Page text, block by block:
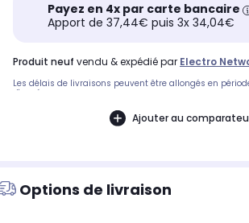
Payez en 4x par carte bancaire
Apport de 37,44€ puis 3x 34,04€
produit neuf vendu & expédié par Electro
Les délais de livraisons peuvent être allongés en
d'année.
Ajouter au
Options de livraison